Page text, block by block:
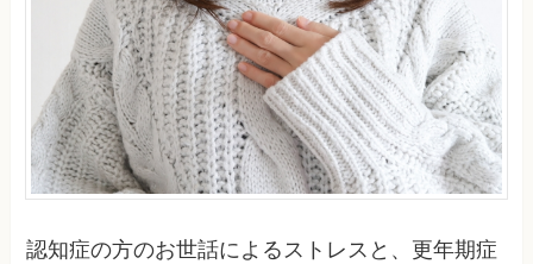
認知症の方のお世話によるストレスと、更年期症